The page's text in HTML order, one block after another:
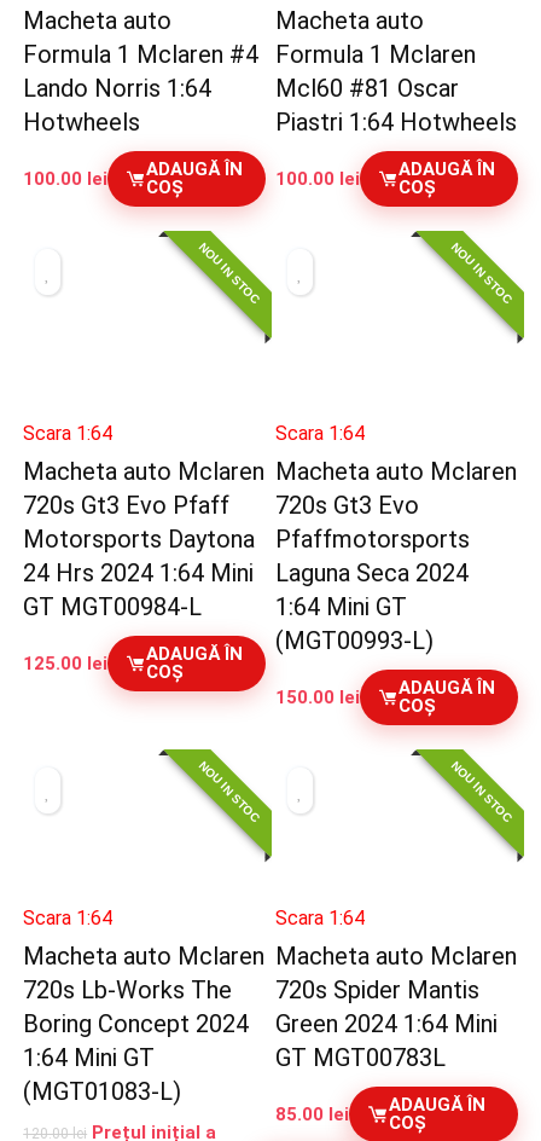
Macheta auto
Formula 1 Mclaren #4
Lando Norris 1:64
Hotwheels
100.00 lei
ADAUGĂ ÎN
COȘ
Macheta auto
Formula 1 Mclaren
Mcl60 #81 Oscar
Piastri 1:64 Hotwheels
100.00 lei
ADAUGĂ ÎN
COȘ
NOU IN STOC
Scara 1:64
Macheta auto Mclaren
720s Gt3 Evo Pfaff
Motorsports Daytona
24 Hrs 2024 1:64 Mini
GT MGT00984-L
125.00 lei
ADAUGĂ ÎN
COȘ
NOU IN STOC
Scara 1:64
Macheta auto Mclaren
720s Gt3 Evo
Pfaffmotorsports
Laguna Seca 2024
1:64 Mini GT
(MGT00993-L)
150.00 lei
ADAUGĂ ÎN
COȘ
NOU IN STOC
Scara 1:64
Macheta auto Mclaren
720s Lb-Works The
Boring Concept 2024
1:64 Mini GT
(MGT01083-L)
120.00lei Prețul inițial a
NOU IN STOC
Scara 1:64
Macheta auto Mclaren
720s Spider Mantis
Green 2024 1:64 Mini
GT MGT00783L
85.00 lei
ADAUGĂ ÎN
COȘ